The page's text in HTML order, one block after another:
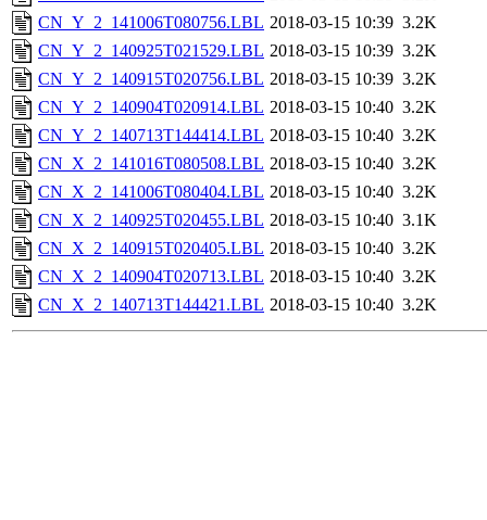
CN_Y_2_141006T080756.LBL 2018-03-15 10:39 3.2K
CN_Y_2_140925T021529.LBL 2018-03-15 10:39 3.2K
CN_Y_2_140915T020756.LBL 2018-03-15 10:39 3.2K
CN_Y_2_140904T020914.LBL 2018-03-15 10:40 3.2K
CN_Y_2_140713T144414.LBL 2018-03-15 10:40 3.2K
CN_X_2_141016T080508.LBL 2018-03-15 10:40 3.2K
CN_X_2_141006T080404.LBL 2018-03-15 10:40 3.2K
CN_X_2_140925T020455.LBL 2018-03-15 10:40 3.1K
CN_X_2_140915T020405.LBL 2018-03-15 10:40 3.2K
CN_X_2_140904T020713.LBL 2018-03-15 10:40 3.2K
CN_X_2_140713T144421.LBL 2018-03-15 10:40 3.2K